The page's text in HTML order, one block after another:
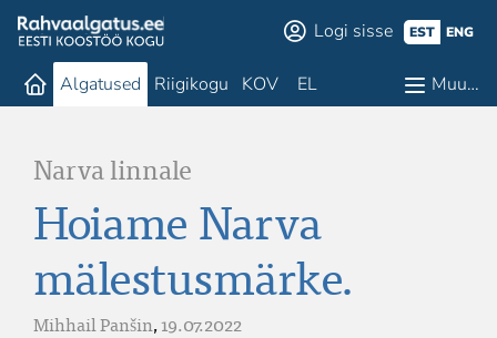
Logi sisse EST ENG
Algatused Riigikogu KOV EL Muu…
Narva linnale
Hoiame Narva
mälestusmärke.
Mihhail Panšin,19.07.2022